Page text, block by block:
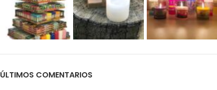
ÚLTIMOS COMENTARIOS